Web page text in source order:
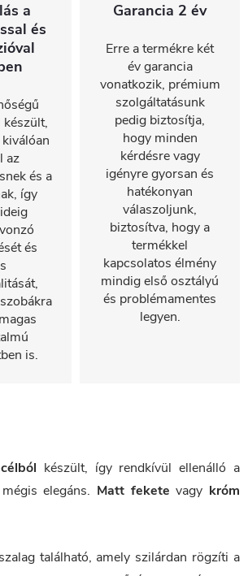
a
és
készült,
az
és a
így
és
is.
Garancia 2 év
Erre a termékre két
év garancia
vonatkozik, prémium
szolgáltatásunk
pedig biztosítja,
hogy minden
kérdésre vagy
igényre gyorsan és
hatékonyan
válaszoljunk,
biztosítva, hogy a
termékkel
kapcsolatos élmény
mindig első osztályú
és problémamentes
legyen.
készült, így rendkívül ellenálló a
elegáns. Matt fekete vagy króm
található, amely szilárdan rögzíti a